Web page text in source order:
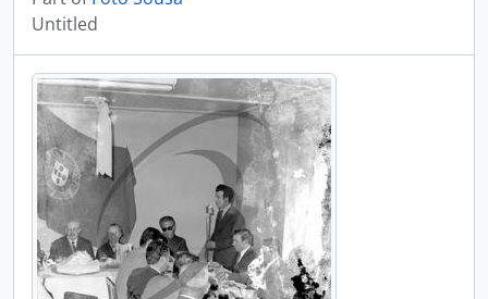
Untitled